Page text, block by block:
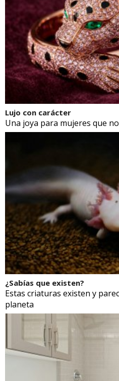
Lujo con carácter
Una joya para mujeres que
¿Sabías que existen?
Estas criaturas existen y
planeta